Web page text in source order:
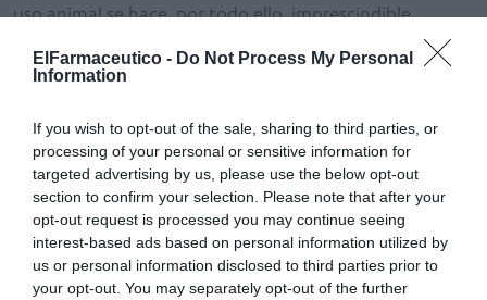
ElFarmaceutico - Do Not Process My Personal
Information
If you wish to opt-out of the sale, sharing to third parties, or
processing of your personal or sensitive information for
targeted advertising by us, please use the below opt-out
section to confirm your selection. Please note that after your
opt-out request is processed you may continue seeing
interest-based ads based on personal information utilized by
us or personal information disclosed to third parties prior to
your opt-out. You may separately opt-out of the further
uso animal se hace, por todo ello, imprescindible.
Nuestro objetivo prioritario es garantizar para el
tanto orgullo trajo a la profesión farmacéutica.
Buscaremos el apoyo de todos los sectores de la
profesión farmacéutica, la colaboración de la profesión
veterinaria y las administraciones responsables para
lograrlo.